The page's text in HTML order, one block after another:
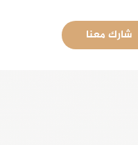
شارك معنا